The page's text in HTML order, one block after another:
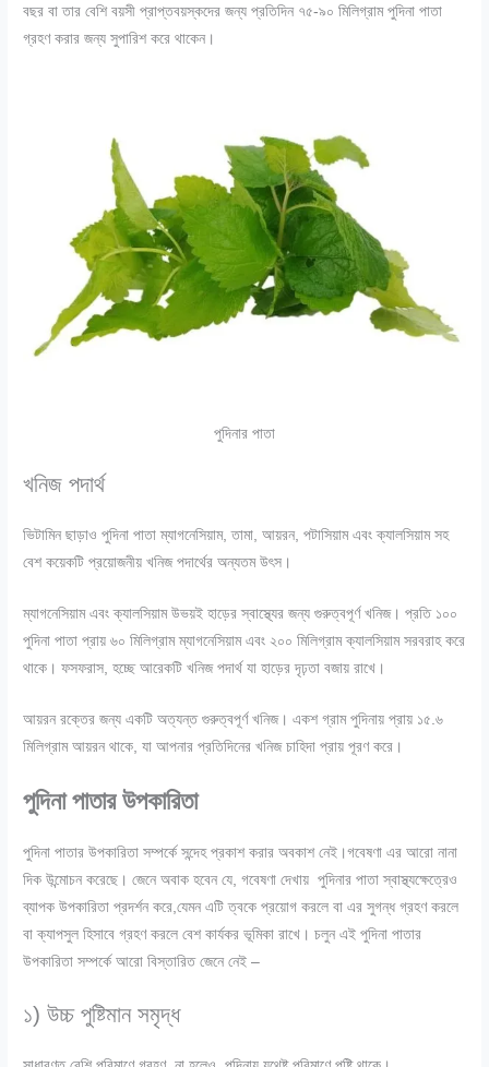
বছর বা তার বেশি বয়সী প্রাপ্তবয়স্কদের জন্য প্রতিদিন ৭৫-৯০ মিলিগ্রাম পুদিনা পাতা
গ্রহণ করার জন্য সুপারিশ করে থাকেন।
পুদিনার পাতা
খনিজ পদার্থ
ভিটামিন ছাড়াও পুদিনা পাতা ম্যাগনেসিয়াম, তামা, আয়রন, পটাসিয়াম এবং ক্যালসিয়াম সহ
বেশ কয়েকটি প্রয়োজনীয় খনিজ পদার্থের অন্যতম উৎস।
ম্যাগনেসিয়াম এবং ক্যালসিয়াম উভয়ই হাড়ের স্বাস্থ্যের জন্য গুরুত্বপূর্ণ খনিজ। প্রতি ১০০
পুদিনা পাতা প্রায় ৬০ মিলিগ্রাম ম্যাগনেসিয়াম এবং ২০০ মিলিগ্রাম ক্যালসিয়াম সরবরাহ করে
থাকে। ফসফরাস, হচ্ছে আরেকটি খনিজ পদার্থ যা হাড়ের দৃঢ়তা বজায় রাখে।
আয়রন রক্তের জন্য একটি অত্যন্ত গুরুত্বপূর্ণ খনিজ। একশ গ্রাম পুদিনায় প্রায় ১৫.৬
মিলিগ্রাম আয়রন থাকে, যা আপনার প্রতিদিনের খনিজ চাহিদা প্রায় পূরণ করে।
পুদিনা পাতার উপকারিতা
পুদিনা পাতার উপকারিতা সম্পর্কে সন্দেহ প্রকাশ করার অবকাশ নেই।গবেষণা এর আরো নানা
দিক উন্মোচন করেছে। জেনে অবাক হবেন যে, গবেষণা দেখায় পুদিনার পাতা স্বাস্থ্যক্ষেত্রেও
ব্যাপক উপকারিতা প্রদর্শন করে,যেমন এটি ত্বকে প্রয়োগ করলে বা এর সুগন্ধ গ্রহণ করলে
বা ক্যাপসুল হিসাবে গ্রহণ করলে বেশ কার্যকর ভূমিকা রাখে। চলুন এই পুদিনা পাতার
উপকারিতা সম্পর্কে আরো বিস্তারিত জেনে নেই –
১) উচ্চ পুষ্টিমান সমৃদ্ধ